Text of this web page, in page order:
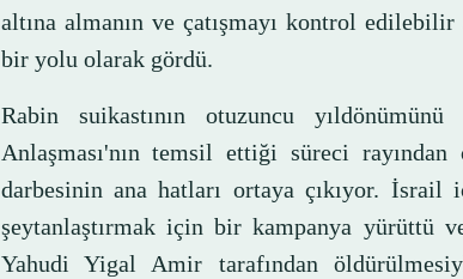
altına almanın ve çatışmayı kontrol edilebilir
bir yolu olarak gördü.
Rabin suikastının otuzuncu
Anlaşması'nın temsil ettiği süreci
darbesinin ana hatları ortaya çıkıyor. İsrail
şeytanlaştırmak için bir kampanya yürüttü
Yahudi Yigal Amir tarafından